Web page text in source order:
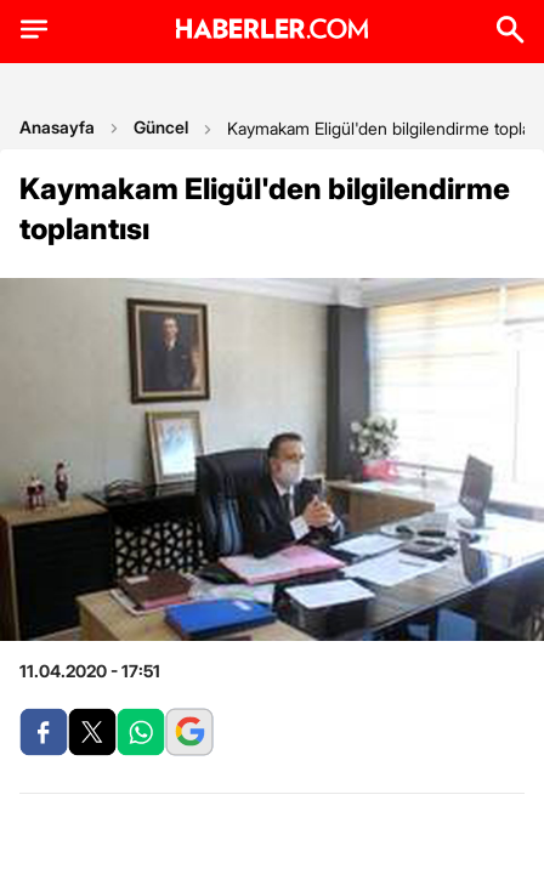
Anasayfa Güncel Kaymakam Eligül'den bilgilendirme
Kaymakam Eligül'den bilgilendirme
toplantısı
11.04.2020 - 17:51